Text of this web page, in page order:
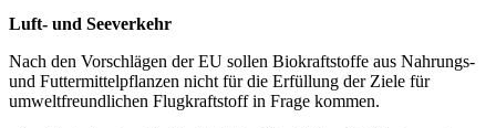
Luft- und Seeverkehr
Nach den Vorschlägen der EU sollen Biokraftstoffe aus Nahrungs-
und Futtermittelpflanzen nicht für die Erfüllung der Ziele für
umweltfreundlichen Flugkraftstoff in Frage kommen.